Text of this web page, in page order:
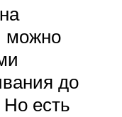
можно
до
есть